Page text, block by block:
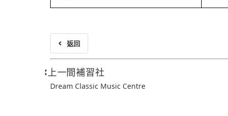
返回
上一間補習社
Dream Classic Music Centre